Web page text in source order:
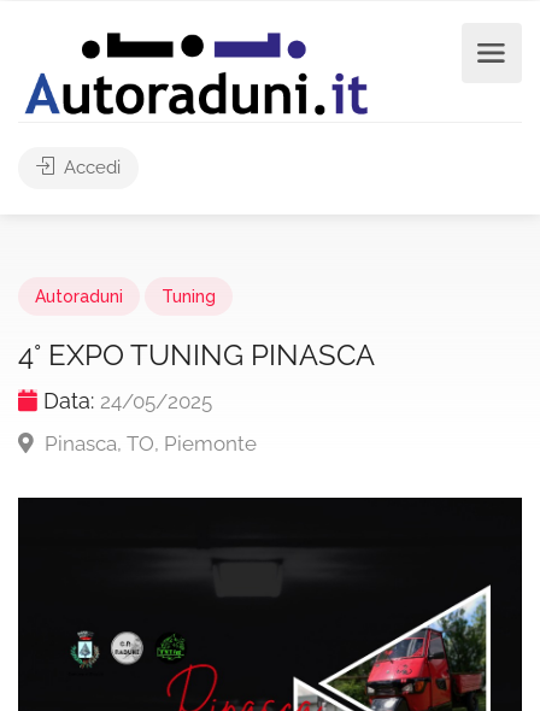
Accedi
Autoraduni Tuning
4° EXPO TUNING PINASCA
Data: 24/05/2025
Pinasca, TO, Piemonte